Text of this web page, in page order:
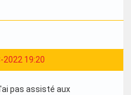
2022 19:20
pas assisté aux